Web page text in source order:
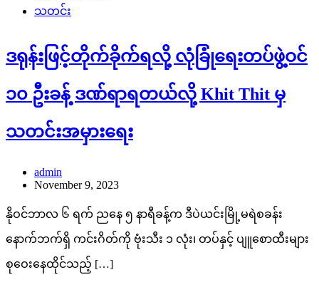
သတင်း
ဒရုန်းဖြင့်တိုက်ခိုက်ရလို့ လုံခြုံရေးတပ်ဖွဲ့ဝင်
၁၀ ဦးခန့် ဒဏ်ရာရတယ်လို့ Khit Thit မှ
သတင်းအမှားရေး
admin
November 9, 2023
နိုဝင်ဘာလ ၆ ရက် ညနေ ၅ နာရီခန့်က ဒီပဲယင်းမြို့မရဲစခန်း
နောက်ဘက်ရှိ ကင်းဂိတ်ကို ဗုံးသီး ၁ လုံး၊ တပ်နှင့် ပျူစောထီးများ
စုဝေးနေထိုင်သည့် […]